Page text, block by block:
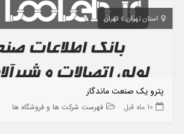
استان تهران تهران
پترو یک صنعت ماندگار
10 ماه قبل فهرست شرکت ها و فروشگاه ها